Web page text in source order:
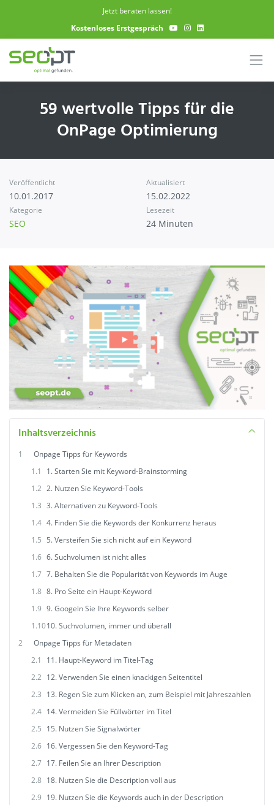
Jetzt beraten lassen!
Kostenloses Erstgespräch
59 wertvolle Tipps für die
OnPage Optimierung
Veröffentlicht
10.01.2017
Aktualisiert
15.02.2022
Kategorie
SEO
Lesezeit
24 Minuten
Inhaltsverzeichnis
1
Onpage Tipps für Keywords
1.1
1. Starten Sie mit Keyword-Brainstorming
1.2 2. Nutzen Sie Keyword-Tools
1.3 3. Alternativen zu Keyword-Tools
1.4 4. Finden Sie die Keywords der Konkurrenz heraus
1.5 5. Versteifen Sie sich nicht auf ein Keyword
1.6 6. Suchvolumen ist nicht alles
1.7 7. Behalten Sie die Popularität von Keywords im Auge
1.8 8. Pro Seite ein Haupt-Keyword
1.9 9. Googeln Sie Ihre Keywords selber
1.1010. Suchvolumen, immer und überall
2
Onpage Tipps für Metadaten
2.1
11. Haupt-Keyword im Titel-Tag
2.2 12. Verwenden Sie einen knackigen Seitentitel
2.3 13. Regen Sie zum Klicken an, zum Beispiel mit Jahreszahlen
2.4 14. Vermeiden Sie Füllwörter im Titel
2.5 15. Nutzen Sie Signalwörter
2.6 16. Vergessen Sie den Keyword-Tag
2.7 17. Feilen Sie an Ihrer Description
2.8 18. Nutzen Sie die Description voll aus
2.9 19. Nutzen Sie die Keywords auch in der Description